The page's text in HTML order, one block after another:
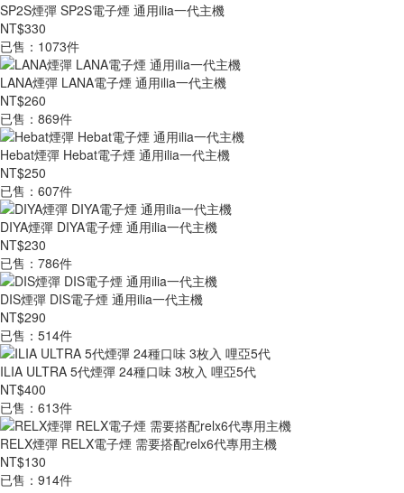
SP2S煙彈 SP2S電子煙 通用ilia一代主機
NT$330
已售：1073件
LANA煙彈 LANA電子煙 通用ilia一代主機
NT$260
已售：869件
Hebat煙彈 Hebat電子煙 通用ilia一代主機
NT$250
已售：607件
DIYA煙彈 DIYA電子煙 通用ilia一代主機
NT$230
已售：786件
DIS煙彈 DIS電子煙 通用ilia一代主機
NT$290
已售：514件
ILIA ULTRA 5代煙彈 24種口味 3枚入 哩亞5代
NT$400
已售：613件
RELX煙彈 RELX電子煙 需要搭配relx6代專用主機
NT$130
已售：914件